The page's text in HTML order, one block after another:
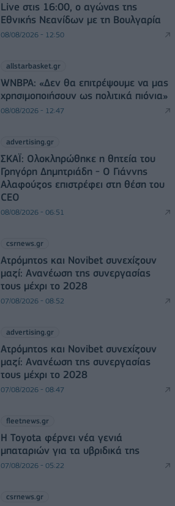
Live στις 16:00, ο αγώνας της
Εθνικής Νεανίδων με τη Βουλγαρία
08/08/2026 - 12:50
allstarbasket.gr
WNBPA: «Δεν θα επιτρέψουμε να μας
χρησιμοποιήσουν ως πολιτικά πιόνια»
08/08/2026 - 12:47
advertising.gr
ΣΚΑΪ: Ολοκληρώθηκε η θητεία του
Γρηγόρη Δημητριάδη - Ο Γιάννης
Αλαφούζος επιστρέφει στη θέση του
CEO
08/08/2026 - 06:51
csrnews.gr
Ατρόμητος και Novibet συνεχίζουν
μαζί: Ανανέωση της συνεργασίας
τους μέχρι το 2028
07/08/2026 - 08:52
advertising.gr
Ατρόμητος και Novibet συνεχίζουν
μαζί: Ανανέωση της συνεργασίας
τους μέχρι το 2028
07/08/2026 - 08:47
fleetnews.gr
Η Toyota φέρνει νέα γενιά
μπαταριών για τα υβριδικά της
07/08/2026 - 05:22
csrnews.gr